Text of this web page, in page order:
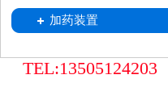
加药装置
TEL:13505124203